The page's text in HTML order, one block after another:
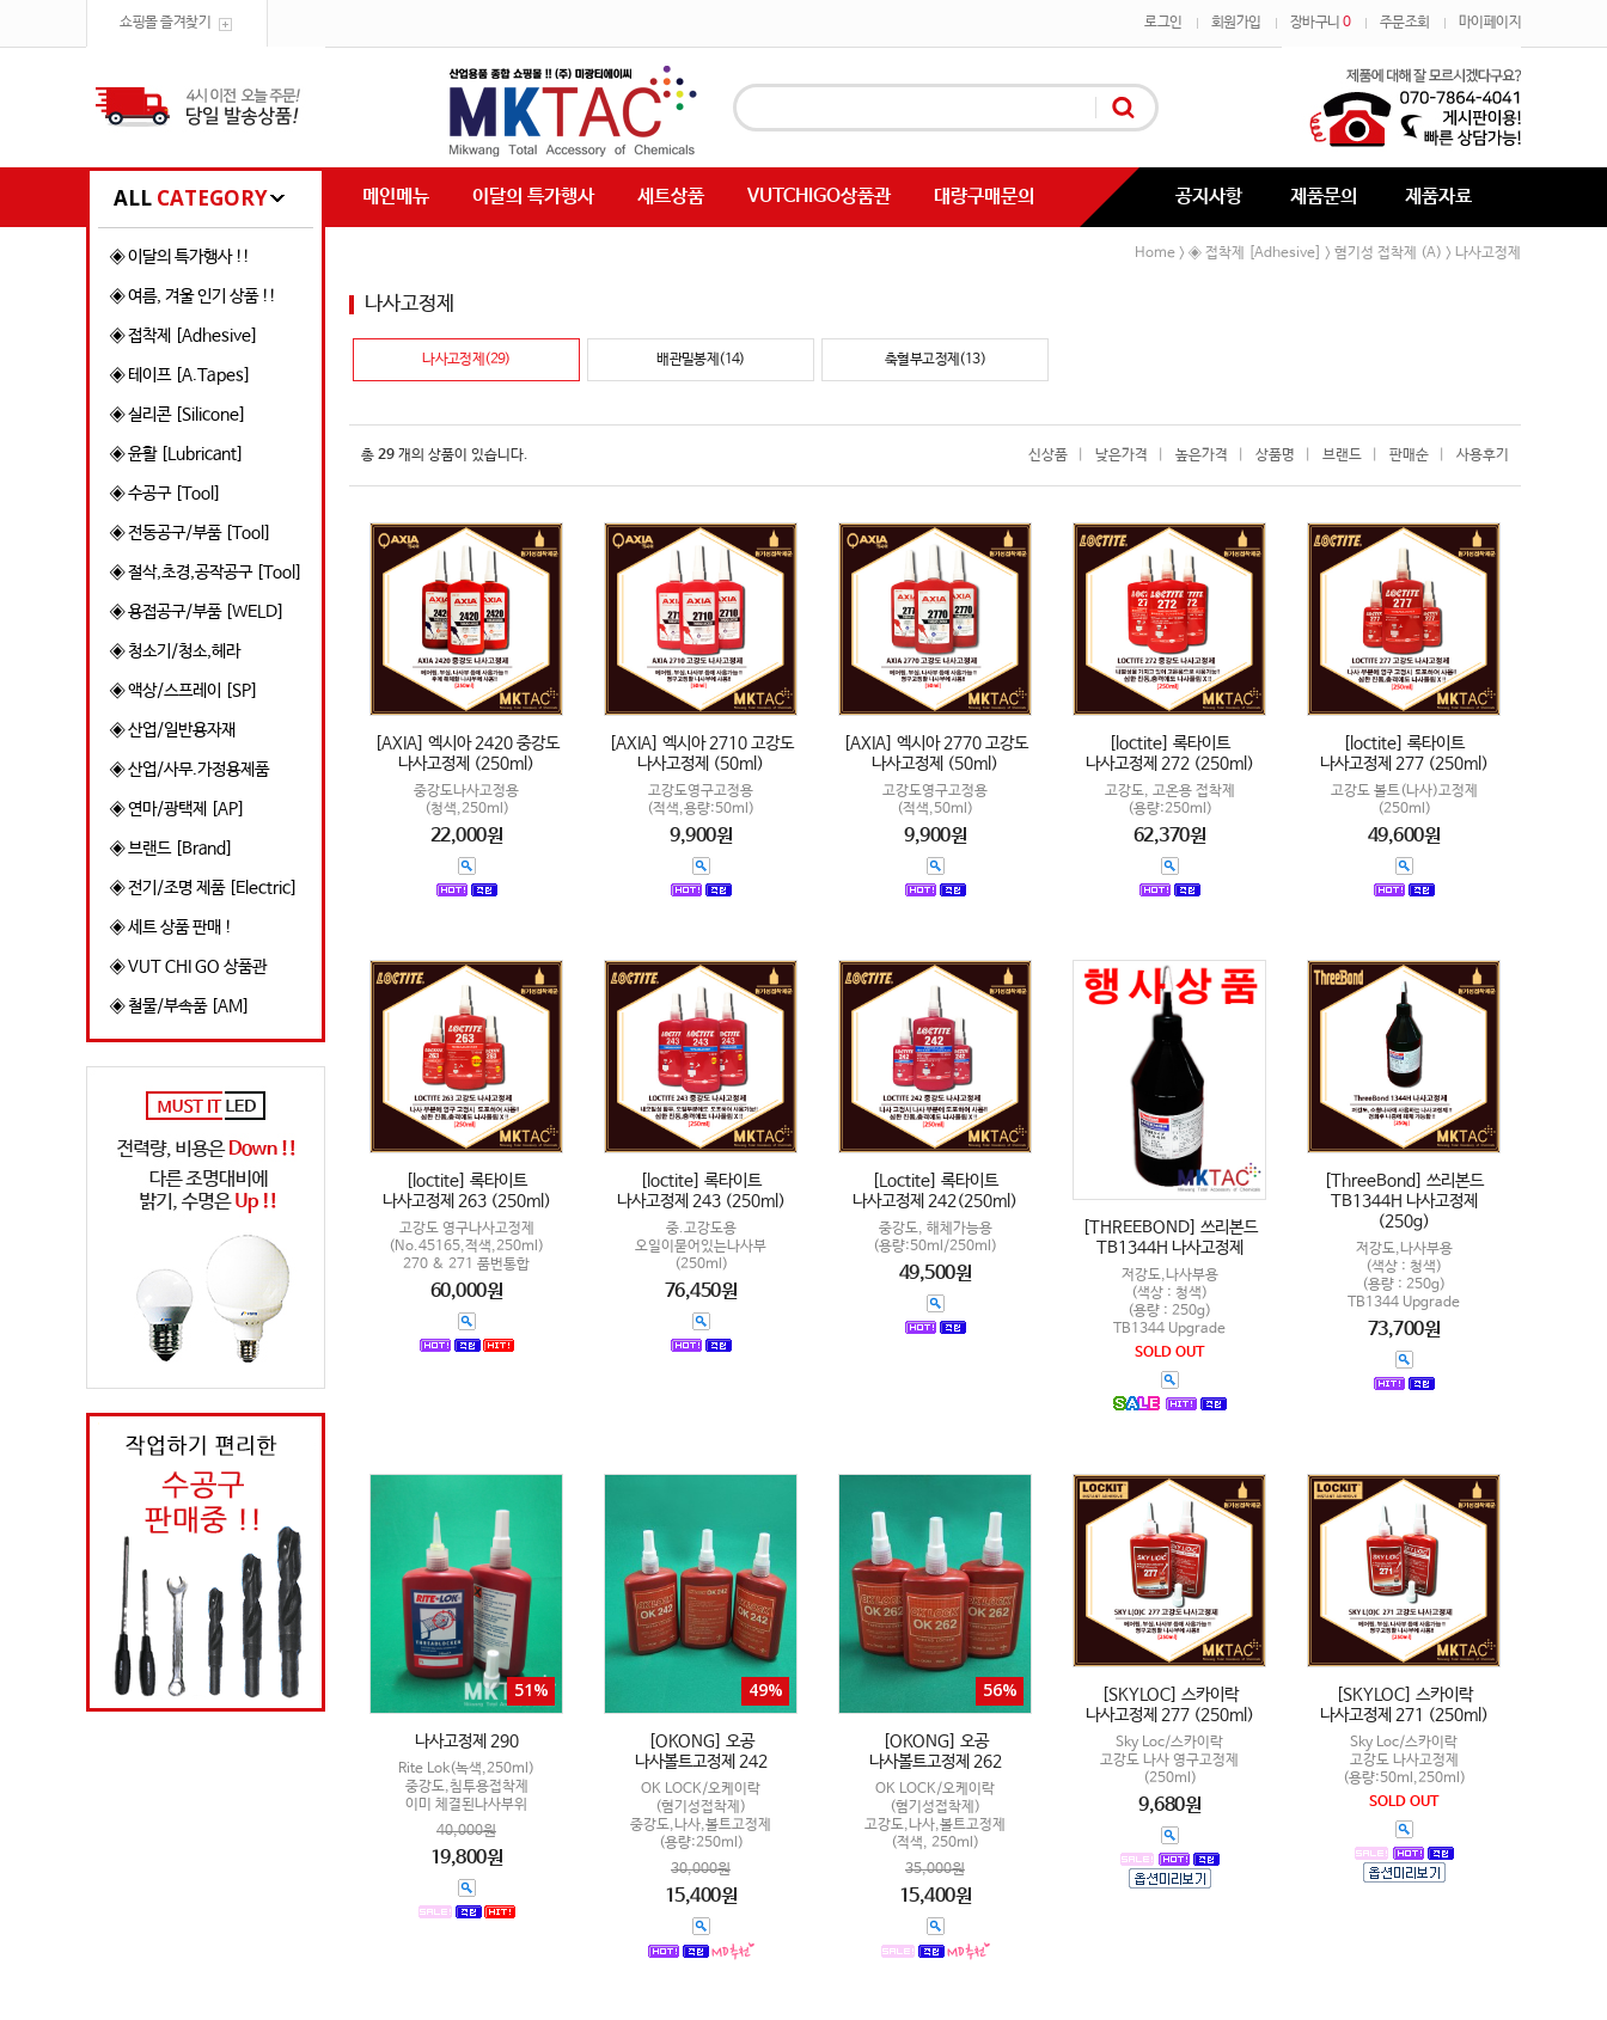
쇼핑몰 즐겨찾기 로그인 회원가입 장바구니 0 주문조회 마이페이지
ALL CATEGORY 메인메뉴 이달의 특가행사 세트상품 VUTCHIGO상품관 대량구매문의 공지사항 제품문의 제품자료
◈ 이달의 특가행사 !!
◈ 여름, 겨울 인기 상품 !!
◈ 접착제 [Adhesive]
◈ 테이프 [A.Tapes]
◈ 실리콘 [Silicone]
◈ 윤활 [Lubricant]
◈ 수공구 [Tool]
◈ 전동공구/부품 [Tool]
◈ 절삭,초경,공작공구 [Tool]
◈ 용접공구/부품 [WELD]
◈ 청소기/청소,헤라
◈ 액상/스프레이 [SP]
◈ 산업/일반용자재
◈ 산업/사무.가정용제품
◈ 연마/광택제 [AP]
◈ 브랜드 [Brand]
◈ 전기/조명 제품 [Electric]
◈ 세트 상품 판매 !
◈ VUT CHI GO 상품관
◈ 철물/부속품 [AM]
Home > ◈ 접착제 [Adhesive] > 혐기성 접착제 (A) > 나사고정제
나사고정제
나사고정제(29) 배관밀봉제(14) 축혈부고정제(13)
총 29 개의 상품이 있습니다. 신상품 낮은가격 높은가격 상품명 브랜드 판매순 사용후기
[AXIA] 엑시아 2420 중강도
나사고정제 (250ml)
중강도나사고정용
(청색,250ml)
22,000원
[AXIA] 엑시아 2710 고강도
나사고정제 (50ml)
고강도영구고정용
(적색,용량:50ml)
9,900원
[AXIA] 엑시아 2770 고강도
나사고정제 (50ml)
고강도영구고정용
(적색,50ml)
9,900원
[loctite] 록타이트
나사고정제 272 (250ml)
고강도, 고온용 접착제
(용량:250ml)
62,370원
[loctite] 록타이트
나사고정제 277 (250ml)
고강도 볼트(나사)고정제
(250ml)
49,600원
[loctite] 록타이트
나사고정제 263 (250ml)
고강도 영구나사고정제
(No.45165,적색,250ml)
270 & 271 품번통합
60,000원
[loctite] 록타이트
나사고정제 243 (250ml)
중.고강도용
오일이묻어있는나사부
(250ml)
76,450원
[Loctite] 록타이트
나사고정제 242(250ml)
중강도, 해체가능용
(용량:50ml/250ml)
49,500원
[THREEBOND] 쓰리본드
TB1344H 나사고정제
저강도,나사부용
(색상 : 청색)
(용량 : 250g)
TB1344 Upgrade
SOLD OUT
[ThreeBond] 쓰리본드
TB1344H 나사고정제
(250g)
저강도,나사부용
(색상 : 청색)
(용량 : 250g)
TB1344 Upgrade
73,700원
51%
나사고정제 290
Rite Lok(녹색,250ml)
중강도,침투용접착제
이미 체결된나사부위
40,000원
19,800원
49%
[OKONG] 오공
나사볼트고정제 242
OK LOCK/오케이락
(혐기성접착제)
중강도,나사,볼트고정제
(용량:250ml)
30,000원
15,400원
56%
[OKONG] 오공
나사볼트고정제 262
OK LOCK/오케이락
(혐기성접착제)
고강도,나사,볼트고정제
(적색, 250ml)
35,000원
15,400원
[SKYLOC] 스카이락
나사고정제 277 (250ml)
Sky Loc/스카이락
고강도 나사 영구고정제
(250ml)
9,680원
[SKYLOC] 스카이락
나사고정제 271 (250ml)
Sky Loc/스카이락
고강도 나사고정제
(용량:50ml,250ml)
SOLD OUT